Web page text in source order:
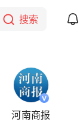
搜索
河南商报